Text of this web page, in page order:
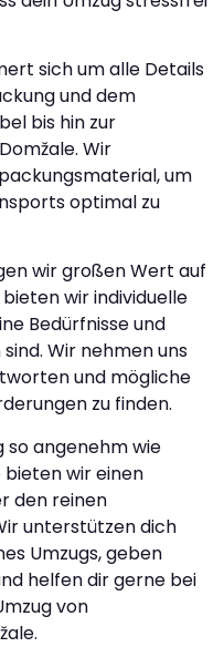
sich um alle Details
und dem
bis hin zur
Wir
um
optimal zu
wir großen Wert auf
wir individuelle
Bedürfnisse und
Wir nehmen uns
und mögliche
zu finden.
so angenehm wie
wir einen
den reinen
unterstützen dich
Umzugs, geben
helfen dir gerne bei
von